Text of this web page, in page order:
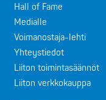
Hall of Fame
Medialle
Voimanostaja-lehti
Yhteystiedot
Liiton toimintasäännöt
Liiton verkkokauppa